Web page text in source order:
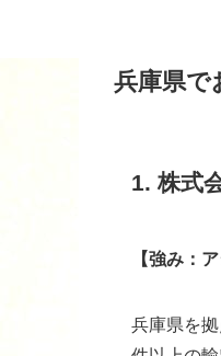
兵庫県で
1. 株式
【強み：
兵庫県を